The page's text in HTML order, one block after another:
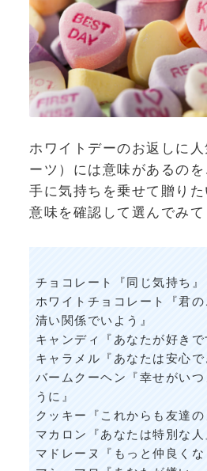
ホワイトデーのお返しに
ーツ）には意味があるの
手に気持ちを乗せて贈り
意味を確認して選んでみて
チョコレート『同じ気持ち』
ホワイトチョコレート『君
清い関係でいよう』
キャンディ『あなたが好きで
キャラメル『あなたは安心で
バームクーヘン『幸せがい
うに』
クッキー『これからも友達の
マカロン『あなたは特別な人
マドレーヌ『もっと仲良くな